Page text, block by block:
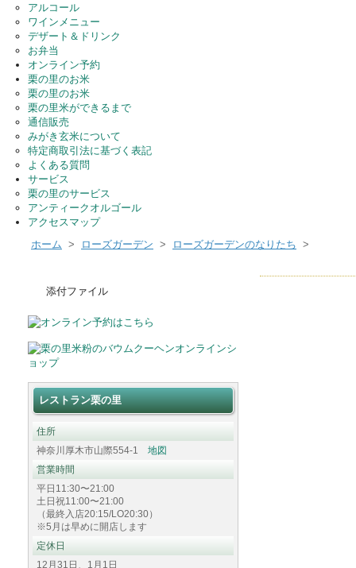
アルコール
ワインメニュー
デザート＆ドリンク
お弁当
オンライン予約
栗の里のお米
栗の里のお米
栗の里米ができるまで
通信販売
みがき玄米について
特定商取引法に基づく表記
よくある質問
サービス
栗の里のサービス
アンティークオルゴール
アクセスマップ
ホーム > ローズガーデン > ローズガーデンのなりたち >
添付ファイル
レストラン栗の里
住所
神奈川厚木市山際554-1 地図
営業時間
平日11:30〜21:00
土日祝11:00〜21:00
（最終入店20:15/LO20:30）
※5月は早めに開店します
定休日
12月31日、1月1日